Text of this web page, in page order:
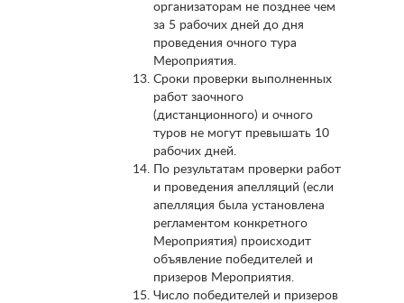
организаторам не позднее чем
за 5 рабочих дней до дня
проведения очного тура
Мероприятия.
Сроки проверки выполненных
работ заочного
(дистанционного) и очного
туров не могут превышать 10
рабочих дней.
По результатам проверки работ
и проведения апелляций (если
апелляция была установлена
регламентом конкретного
Мероприятия) происходит
объявление победителей и
призеров Мероприятия.
Число победителей и призеров